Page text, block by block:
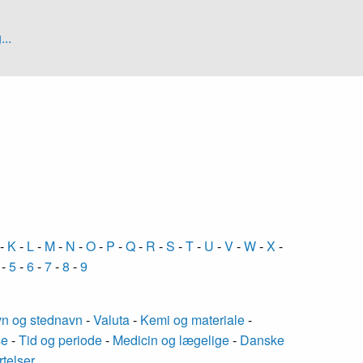
K- L- M- N -O- P -Q- R -S -T- U -V-W-X-
5-6-7-8 -9
og stednavn -Valuta- Kemi og materiale-
-Tid og periode- Medicin og lægelige- Danske